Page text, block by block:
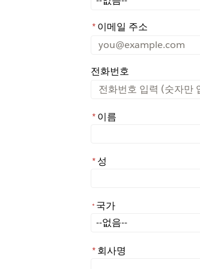
*이메일 주소
전화번호
*이름
*성
* 국가
국가
*회사명